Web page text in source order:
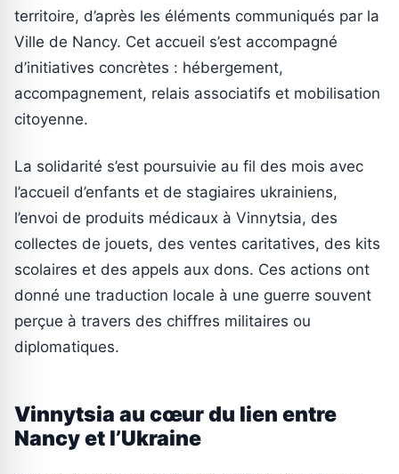
territoire, d’après les éléments communiqués par la
Ville de Nancy. Cet accueil s’est accompagné
d’initiatives concrètes : hébergement,
accompagnement, relais associatifs et mobilisation
citoyenne.
La solidarité s’est poursuivie au fil des mois avec
l’accueil d’enfants et de stagiaires ukrainiens,
l’envoi de produits médicaux à Vinnytsia, des
collectes de jouets, des ventes caritatives, des kits
scolaires et des appels aux dons. Ces actions ont
donné une traduction locale à une guerre souvent
perçue à travers des chiffres militaires ou
diplomatiques.
Vinnytsia au cœur du lien entre
Nancy et l’Ukraine